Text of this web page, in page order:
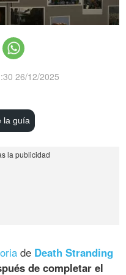
26/12/2025
la guía
de Death Stranding
de completar el